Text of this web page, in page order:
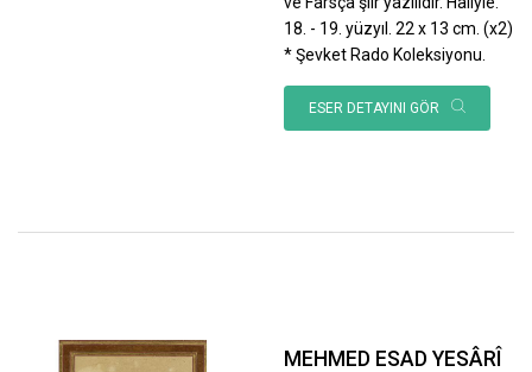
18. - 19. yüzyıl. 22 x 13 cm. (x2)
* Şevket Rado Koleksiyonu.
ESER DETAYINI GÖR
MEHMED ESAD YESÂRÎ